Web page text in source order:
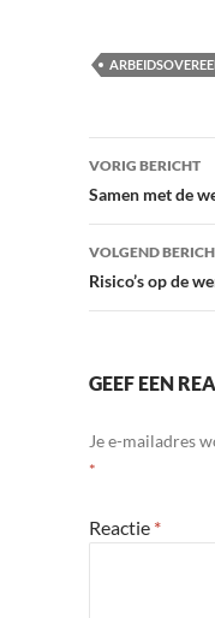
Bericht
VORIG BERICHT
Samen met de
VOLGEND
Risico’s op de
GEEF EEN
Je e-mailadres
*
Reactie *